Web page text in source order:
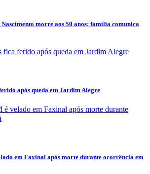
morre aos 50 anos; família comunica
após queda em Jardim Alegre
em Faxinal após morte durante ocorrência em